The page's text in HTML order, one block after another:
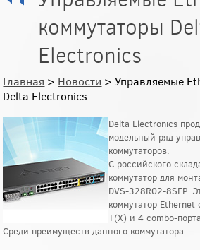
коммутаторы
Electronics
Главная > Новости > Управляемые
Delta Electronics
Delta Electronics
модельный ряд
коммутаторов.
С российского
коммутатор для
DVS-328R02-8SFP.
коммутатор
T(X) и 4 combo-
Среди преимуществ данного коммутатора: